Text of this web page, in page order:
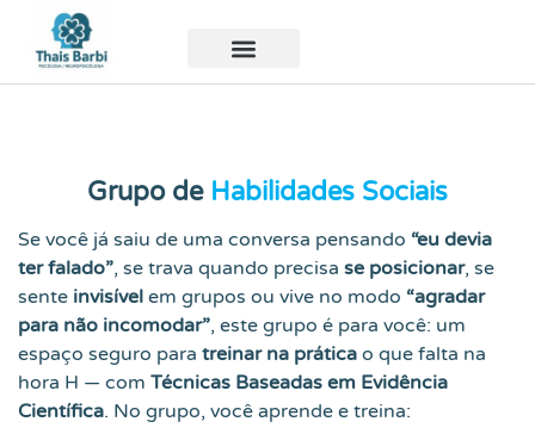
Grupo de Habilidades Sociais
Se você já saiu de uma conversa pensando “eu devia
ter falado”, se trava quando precisa se posicionar, se
sente invisível em grupos ou vive no modo “agradar
para não incomodar”, este grupo é para você: um
espaço seguro para treinar na prática o que falta na
hora H — com Técnicas Baseadas em Evidência
Científica. No grupo, você aprende e treina: